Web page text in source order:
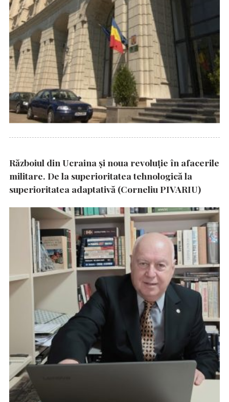
Războiul din Ucraina și noua revoluție în afacerile
militare. De la superioritatea tehnologică la
superioritatea adaptativă (Corneliu PIVARIU)